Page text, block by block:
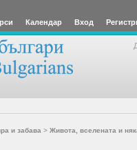
Календар Вход
и забава > Живота, вселената и